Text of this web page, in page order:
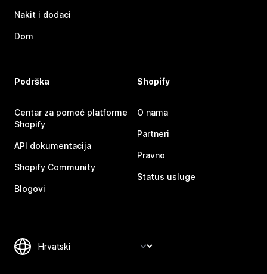
Nakit i dodaci
Dom
Podrška
Centar za pomoć platforme
Shopify
API dokumentacija
Shopify Community
Blogovi
Shopify
O nama
Partneri
Pravno
Status usluge